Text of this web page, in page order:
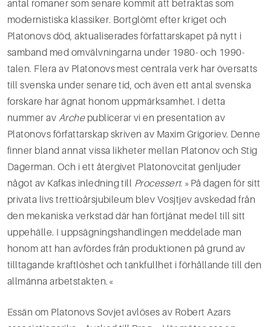
antal romaner som senare kommit att betraktas som
modernistiska klassiker. Bortglömt efter kriget och
Platonovs död, aktualiserades författarskapet på nytt i
samband med omvälvningarna under 1980- och 1990-
talen. Flera av Platonovs mest centrala verk har översatts
till svenska under senare tid, och även ett antal svenska
forskare har ägnat honom uppmärksamhet. I detta
nummer av Arche publicerar vi en presentation av
Platonovs författarskap skriven av Maxim Grigoriev. Denne
finner bland annat vissa likheter mellan Platonov och Stig
Dagerman. Och i ett återgivet Platonovcitat genljuder
något av Kafkas inledning till Processen: »På dagen för sitt
privata livs trettioårsjubileum blev Vosjtjev avskedad från
den mekaniska verkstad där han förtjänat medel till sitt
uppehälle. I uppsägningshandlingen meddelade man
honom att han avfördes från produktionen på grund av
tilltagande kraftlöshet och tankfullhet i förhållande till den
allmänna arbetstakten.«
Essän om Platonovs Sovjet avlöses av Robert Azars